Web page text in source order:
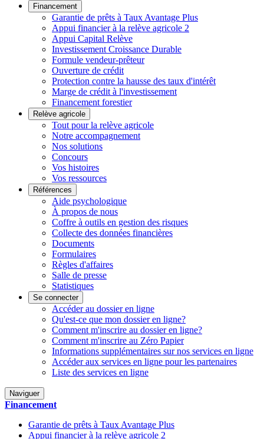
Financement
Garantie de prêts à Taux Avantage Plus
Appui financier à la relève agricole 2
Appui Capital Relève
Investissement Croissance Durable
Formule vendeur-prêteur
Ouverture de crédit
Protection contre la hausse des taux d'intérêt
Marge de crédit à l'investissement
Financement forestier
Relève agricole
Tout pour la relève agricole
Notre accompagnement
Nos solutions
Concours
Vos histoires
Vos ressources
Références
Aide psychologique
À propos de nous
Coffre à outils en gestion des risques
Collecte des données financières
Documents
Formulaires
Règles d'affaires
Salle de presse
Statistiques
Se connecter
Accéder au dossier en ligne
Qu'est-ce que mon dossier en ligne?
Comment m'inscrire au dossier en ligne?
Comment m'inscrire au Zéro Papier
Informations supplémentaires sur nos services en ligne
Accéder aux services en ligne pour les partenaires
Liste des services en ligne
Naviguer
Financement
Garantie de prêts à Taux Avantage Plus
Appui financier à la relève agricole 2